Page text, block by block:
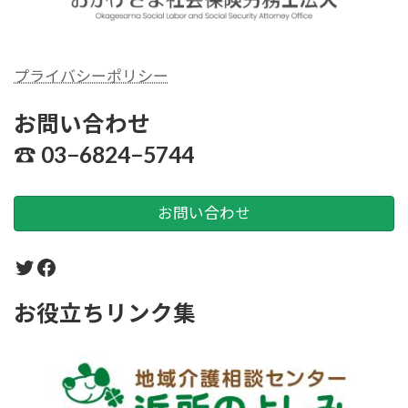
プライバシーポリシー
お問い合わせ
☎︎ 03−6824−5744
お問い合わせ
Twitter
Facebook
お役立ちリンク集